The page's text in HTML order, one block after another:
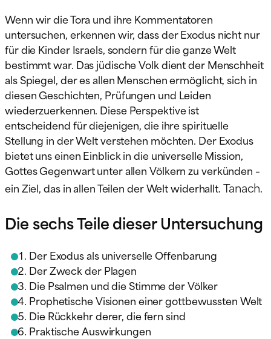
Wenn wir die Tora und ihre Kommentatoren
untersuchen, erkennen wir, dass der Exodus nicht nur
für die Kinder Israels, sondern für die ganze Welt
bestimmt war. Das jüdische Volk dient der Menschheit
als Spiegel, der es allen Menschen ermöglicht, sich in
diesen Geschichten, Prüfungen und Leiden
wiederzuerkennen. Diese Perspektive ist
entscheidend für diejenigen, die ihre spirituelle
Stellung in der Welt verstehen möchten. Der Exodus
bietet uns einen Einblick in die universelle Mission,
Gottes Gegenwart unter allen Völkern zu verkünden –
ein Ziel, das in allen Teilen der Welt widerhallt.Tanach.
Die sechs Teile dieser Untersuchung
Der Exodus als universelle Offenbarung
Der Zweck der Plagen
Die Psalmen und die Stimme der Völker
Prophetische Visionen einer gottbewussten Welt
Die Rückkehr derer, die fern sind
Praktische Auswirkungen